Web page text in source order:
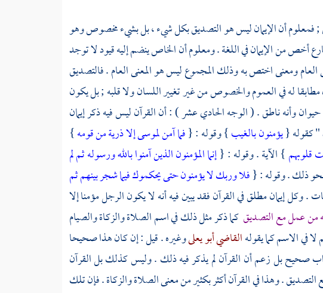
; فمعلوم أن الإيمان ليس هو التصديق بكل شيء ، بل بشيء مخصوص وهو
أخص من الإيمان في اللغة . ومعلوم أن الخاص ينضم إليه قيود لا توجد
العام ومعنى اختص به وذلك المجموع ليس هو المعنى العام . فالتصديق
له في العموم والخصوص من غير تغيير اللسان ولا قلبه ; بل يكون
وأنه ناطق . ( الوجه الحادي عشر ) : أن القرآن ليس فيه ذكر إيمان
" كقوله {يؤمنون بالغيب} وقوله : {فما آمن لموسى إلا ذرية من قومه}
قلوبهم} الآية . وقوله : {إنما المؤمنون الذين آمنوا بالله ورسوله ثم لم
ذلك . وقوله : {فلا وربك لا يؤمنون حتى يحكموك فيما شجر بينهم ثم
. وكل إيمان مطلق في القرآن فقد يبين فيه أنه لا يكون الرجل مؤمنا إلا
من عمل مع التصديقكما ذكر مثل ذلك في اسم الصلاة والزكاة والصيام
في الاسم كما يقولهالقاضي أبو يعلىوغيره . قيل : إن كان هذا صحيحا
صحيح بل زعم أن القرآن لم يذكر فيه ذلك . وليس كذلك بل القرآن
التصديق . وهذا في القرآن أكثر بكثير من معنى الصلاة والزكاة . فإن تلك